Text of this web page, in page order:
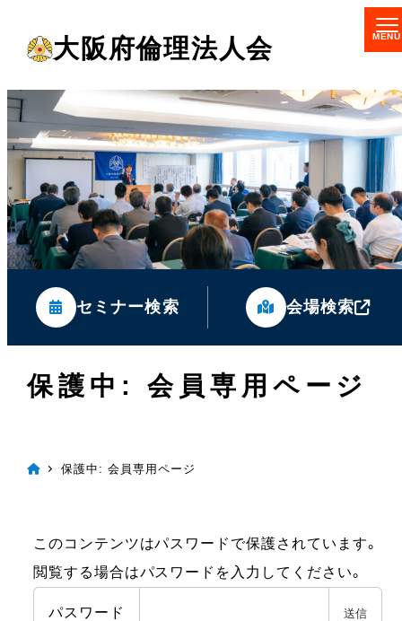
コ
ン
テ
ン
ツ
へ
大阪府倫理法人会
セミナー検索 会場検索
保護中: 会員専用ページ
保護中: 会員専用ページ
このコンテンツはパスワードで保護されています。
閲覧する場合はパスワードを入力してください。
パスワード